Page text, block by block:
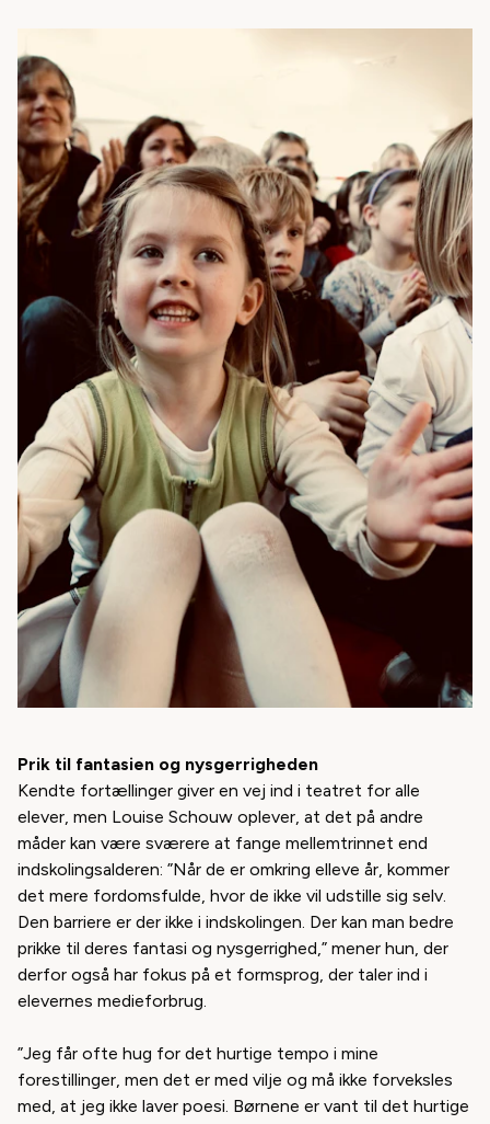
Prik til fantasien og nysgerrigheden
Kendte fortællinger giver en vej ind i teatret for alle
elever, men Louise Schouw oplever, at det på andre
måder kan være sværere at fange mellemtrinnet end
indskolingsalderen: ”Når de er omkring elleve år, kommer
det mere fordomsfulde, hvor de ikke vil udstille sig selv.
Den barriere er der ikke i indskolingen. Der kan man bedre
prikke til deres fantasi og nysgerrighed,” mener hun, der
derfor også har fokus på et formsprog, der taler ind i
elevernes medieforbrug.
”Jeg får ofte hug for det hurtige tempo i mine
forestillinger, men det er med vilje og må ikke forveksles
med, at jeg ikke laver poesi. Børnene er vant til det hurtige